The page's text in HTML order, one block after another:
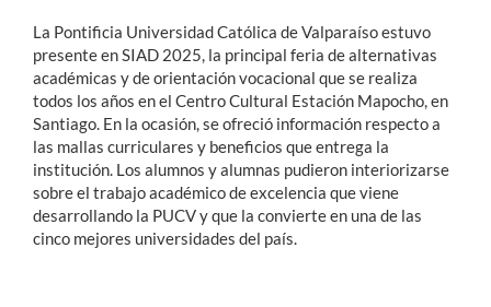
La Pontificia Universidad Católica de Valparaíso estuvo
presente en SIAD 2025, la principal feria de alternativas
académicas y de orientación vocacional que se realiza
todos los años en el Centro Cultural Estación Mapocho, en
Santiago. En la ocasión, se ofreció información respecto a
las mallas curriculares y beneficios que entrega la
institución. Los alumnos y alumnas pudieron interiorizarse
sobre el trabajo académico de excelencia que viene
desarrollando la PUCV y que la convierte en una de las
cinco mejores universidades del país.